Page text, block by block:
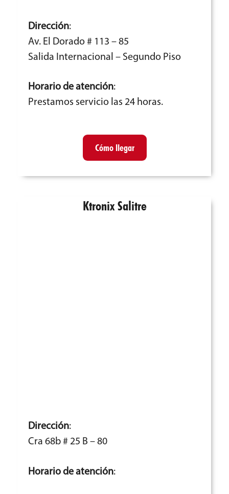
Dirección:
Av. El Dorado # 113 – 85
Salida Internacional – Segundo Piso
Horario de atención:
Prestamos servicio las 24 horas.
Cómo llegar
Ktronix Salitre
Dirección:
Cra 68b # 25 B – 80
Horario de atención: